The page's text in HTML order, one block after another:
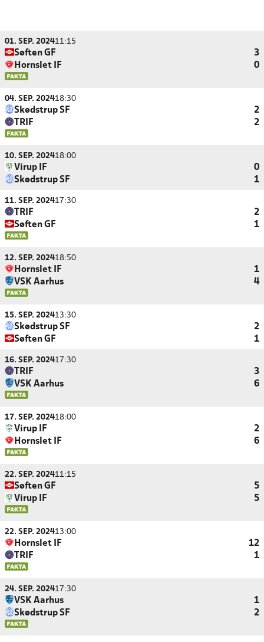
01. SEP. 202411:15
Søften GF
3
Hornslet IF
0
04. SEP. 202418:30
Skødstrup SF
2
TRIF
2
10. SEP. 202418:00
Virup IF
0
Skødstrup SF
1
11. SEP. 202417:30
TRIF
2
Søften GF
1
12. SEP. 202418:50
Hornslet IF
1
VSK Aarhus
4
15. SEP. 202413:30
Skødstrup SF
2
Søften GF
1
16. SEP. 202417:30
TRIF
3
VSK Aarhus
6
17. SEP. 202418:00
Virup IF
2
Hornslet IF
6
22. SEP. 202411:15
Søften GF
5
Virup IF
5
22. SEP. 202413:00
Hornslet IF
12
TRIF
1
24. SEP. 202417:30
VSK Aarhus
1
Skødstrup SF
2